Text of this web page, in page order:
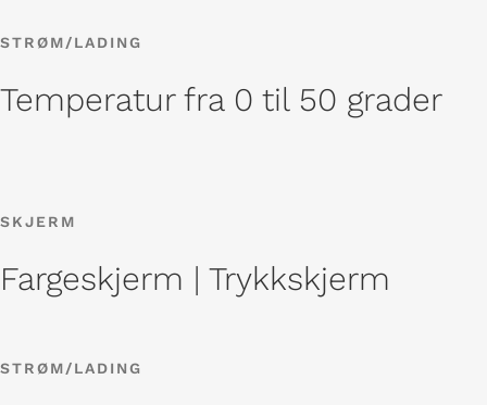
STRØM/LADING
Temperatur fra 0 til 50 grader
SKJERM
Fargeskjerm | Trykkskjerm
STRØM/LADING